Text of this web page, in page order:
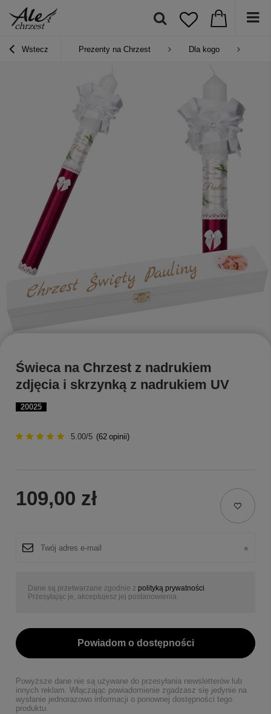
Wstecz Prezenty na Chrzest Dla kogo
20025
Świeca na Chrzest z nadrukiem
zdjęcia i skrzynką z nadrukiem UV
5.00/5 (62 opinii)
109,00 zł
Dane są przetwarzane zgodnie z polityką prywatności
Przesyłając je, akceptujesz jej postanowienia.
Powiadom o dostępności
Powyższe dane nie są używane do przesyłania newsletterów lub
innych reklam. Włączając powiadomienie zgadzasz się jedynie na
wysłanie jednorazowo informacji o ponownej dostępności tego
produktu.